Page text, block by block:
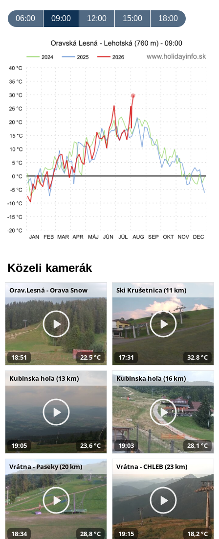
06:00 09:00 12:00 15:00 18:00
Közeli kamerák
Orav.Lesná - Orava Snow
18:51 22,5 °C
Ski Krušetnica (11 km)
17:31 32,8 °C
Kubínska hoľa (13 km)
19:05 23,6 °C
Kubínska hoľa (16 km)
19:03 28,1 °C
Vrátna - Paseky (20 km)
18:34 28,8 °C
Vrátna - CHLEB (23 km)
19:15 18,2 °C